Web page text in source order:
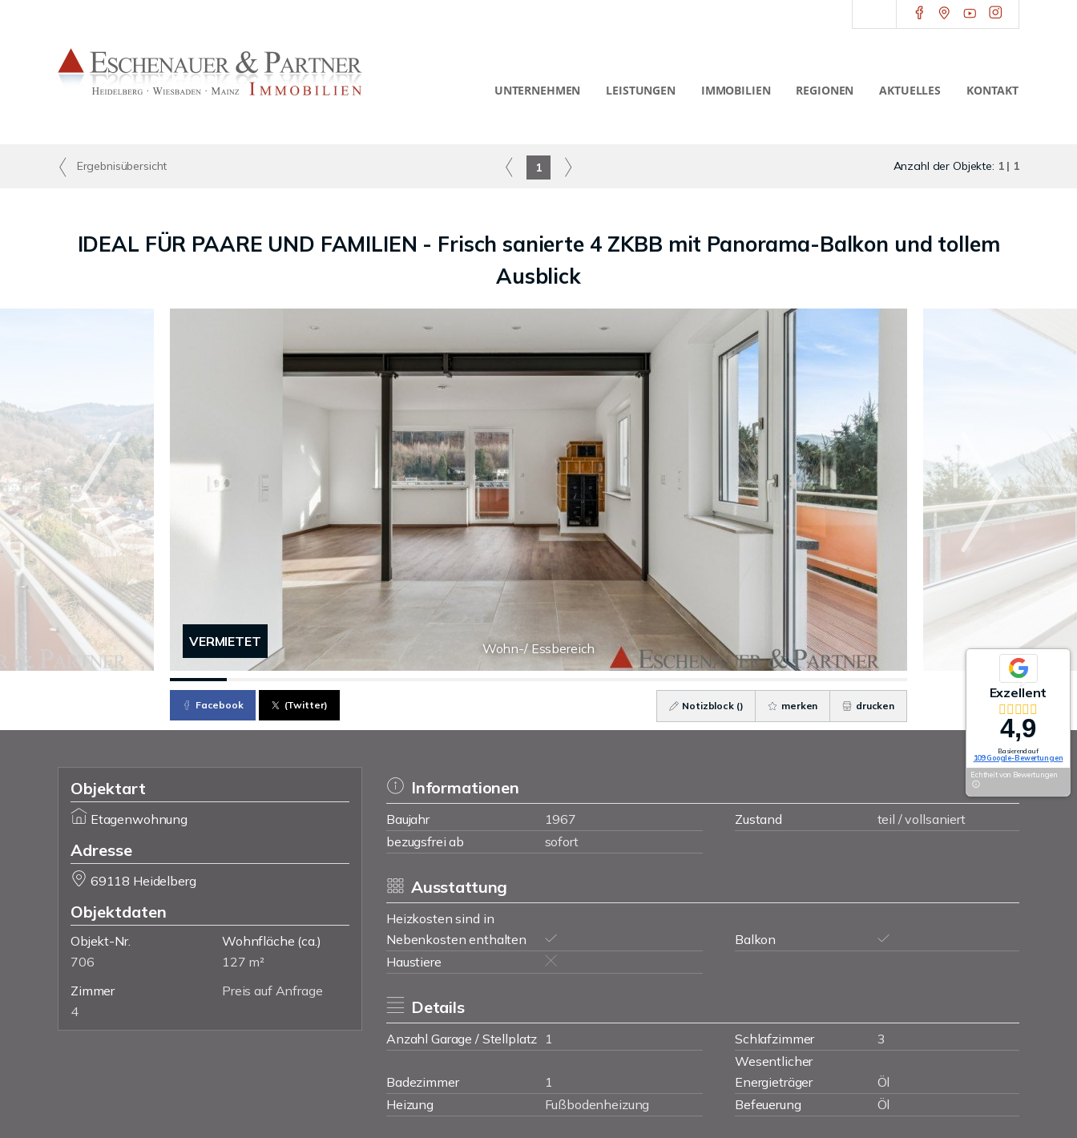
UNTERNEHMEN LEISTUNGEN IMMOBILIEN REGIONEN AKTUELLES KONTAKT
Ergebnisübersicht 1 Anzahl der Objekte: 1 | 1
IDEAL FÜR PAARE UND FAMILIEN - Frisch sanierte 4 ZKBB mit Panorama-Balkon und tollem
Ausblick
Wohn-/ Essbereich
VERMIETET
Facebook (Twitter) Notizblock () merken drucken
Objektart
Etagenwohnung
Adresse
69118 Heidelberg
Objektdaten
Objekt-Nr.
706
Wohnfläche (ca.)
127 m²
Zimmer
4
Preis auf Anfrage
Informationen
Baujahr 1967 Zustand
teil / vollsaniert
bezugsfrei ab
sofort
Ausstattung
Heizkosten sind in
Nebenkosten enthalten
Balkon
Haustiere
Details
Anzahl Garage / Stellplatz 1 Schlafzimmer 3
Badezimmer 1
Wesentlicher
Energieträger
Öl
Heizung
Fußbodenheizung Befeuerung Öl
Exzellent
4,9
Basierend auf
109 Google-Bewertungen
Echtheit von Bewertungen